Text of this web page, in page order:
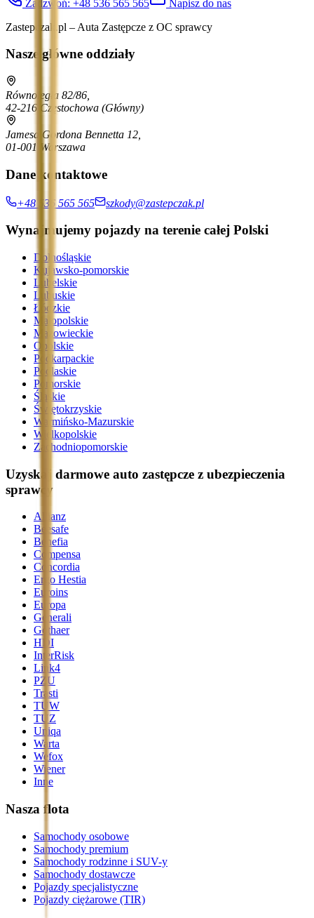
Zadzwoń: +48 536 565 565
Napisz do nas
Zastepczak.pl – Auta Zastępcze z OC sprawcy
Nasze główne oddziały
Równoległa 82/86,
42-216 Częstochowa (Główny)
Jamesa Gordona Bennetta 12,
01-001 Warszawa
Dane kontaktowe
+48 536 565 565 szkody@zastepczak.pl
Wynajmujemy pojazdy na terenie całej Polski
Dolnośląskie
Kujawsko-pomorskie
Lubelskie
Lubuskie
Łódzkie
Małopolskie
Mazowieckie
Opolskie
Podkarpackie
Podlaskie
Pomorskie
Śląskie
Świętokrzyskie
Warmińsko-Mazurskie
Wielkopolskie
Zachodniopomorskie
Uzyskaj darmowe auto zastępcze z ubezpieczenia
sprawcy
Allianz
Beesafe
Benefia
Compensa
Concordia
Ergo Hestia
Euroins
Europa
Generali
Gothaer
HDI
InterRisk
Link4
PZU
Trasti
TUW
TUZ
Uniqa
Warta
Wefox
Wiener
Inne
Nasza flota
Samochody osobowe
Samochody premium
Samochody rodzinne i SUV-y
Samochody dostawcze
Pojazdy specjalistyczne
Pojazdy ciężarowe (TIR)